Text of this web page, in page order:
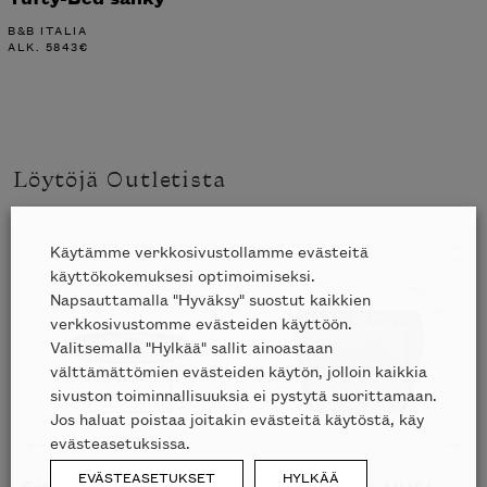
B&B ITALIA
ALK. 5843€
Löytöjä Outletista
Käytämme verkkosivustollamme evästeitä
käyttökokemuksesi optimoimiseksi.
Napsauttamalla "Hyväksy" suostut kaikkien
verkkosivustomme evästeiden käyttöön.
Valitsemalla "Hylkää" sallit ainoastaan
välttämättömien evästeiden käytön, jolloin kaikkia
sivuston toiminnallisuuksia ei pystytä suorittamaan.
Jos haluat poistaa joitakin evästeitä käytöstä, käy
evästeasetuksissa.
EVÄSTEASETUKSET HYLKÄÄ